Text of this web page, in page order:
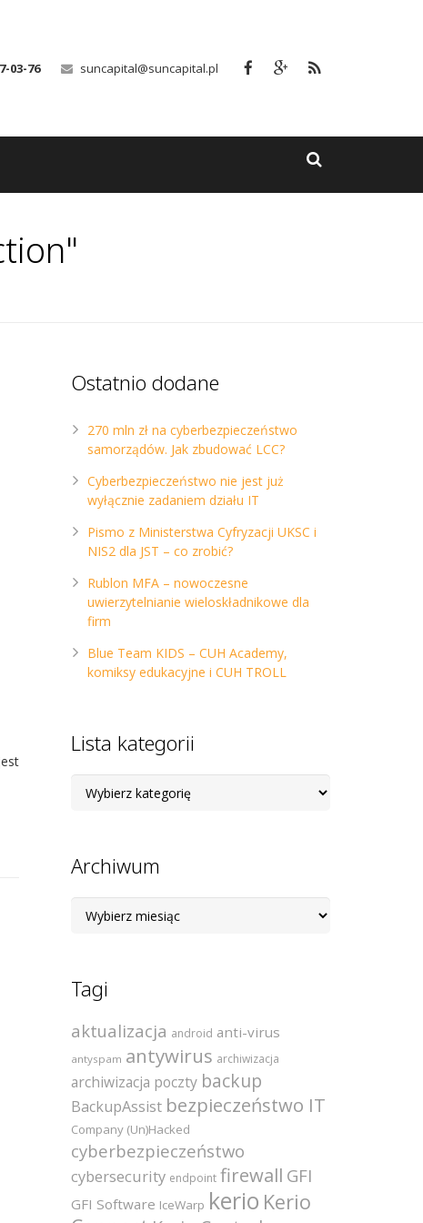
03-76 suncapital@suncapital.pl
Ostatnio dodane
270 mln zł na cyberbezpieczeństwo
samorządów. Jak zbudować LCC?
Cyberbezpieczeństwo nie jest już
wyłącznie zadaniem działu IT
Pismo z Ministerstwa Cyfryzacji UKSC i
NIS2 dla JST – co zrobić?
Rublon MFA – nowoczesne
uwierzytelnianie wieloskładnikowe dla
firm
Blue Team KIDS – CUH Academy,
komiksy edukacyjne i CUH TROLL
Lista kategorii
kategorii
Archiwum
Archiwum
Tagi
aktualizacja android anti-virus
antyspam antywirus archiwizacja
archiwizacja poczty backup
BackupAssist bezpieczeństwo IT
Company (Un)Hacked
cyberbezpieczeństwo
cybersecurity endpoint firewall GFI
GFI Software IceWarp kerio Kerio